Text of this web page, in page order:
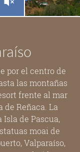
por el centro de
las montañas
frente al mar
de Reñaca. La
de Pascua,
moai de
Valparaíso,